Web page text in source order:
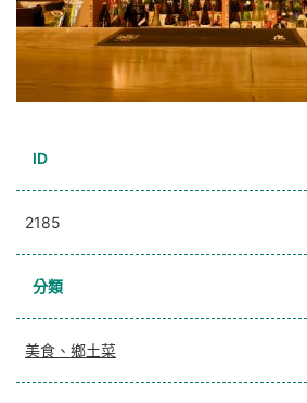
ID
2185
分類
美食、鄉土菜